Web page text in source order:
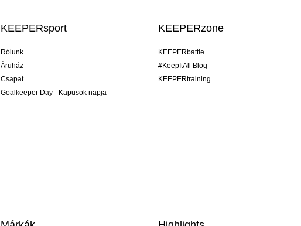
KEEPERsport
Rólunk
Áruház
Csapat
Goalkeeper Day - Kapusok napja
KEEPERzone
KEEPERbattle
#KeepItAll Blog
KEEPERtraining